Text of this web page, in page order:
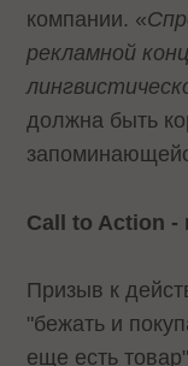
компании. «
рекламной
должна быть
Call to Action -
Призыв к
"бежать и
еще есть